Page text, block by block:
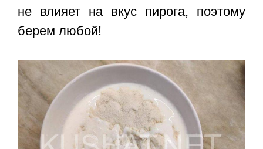
не влияет на вкус пирога, поэтому
берем любой!